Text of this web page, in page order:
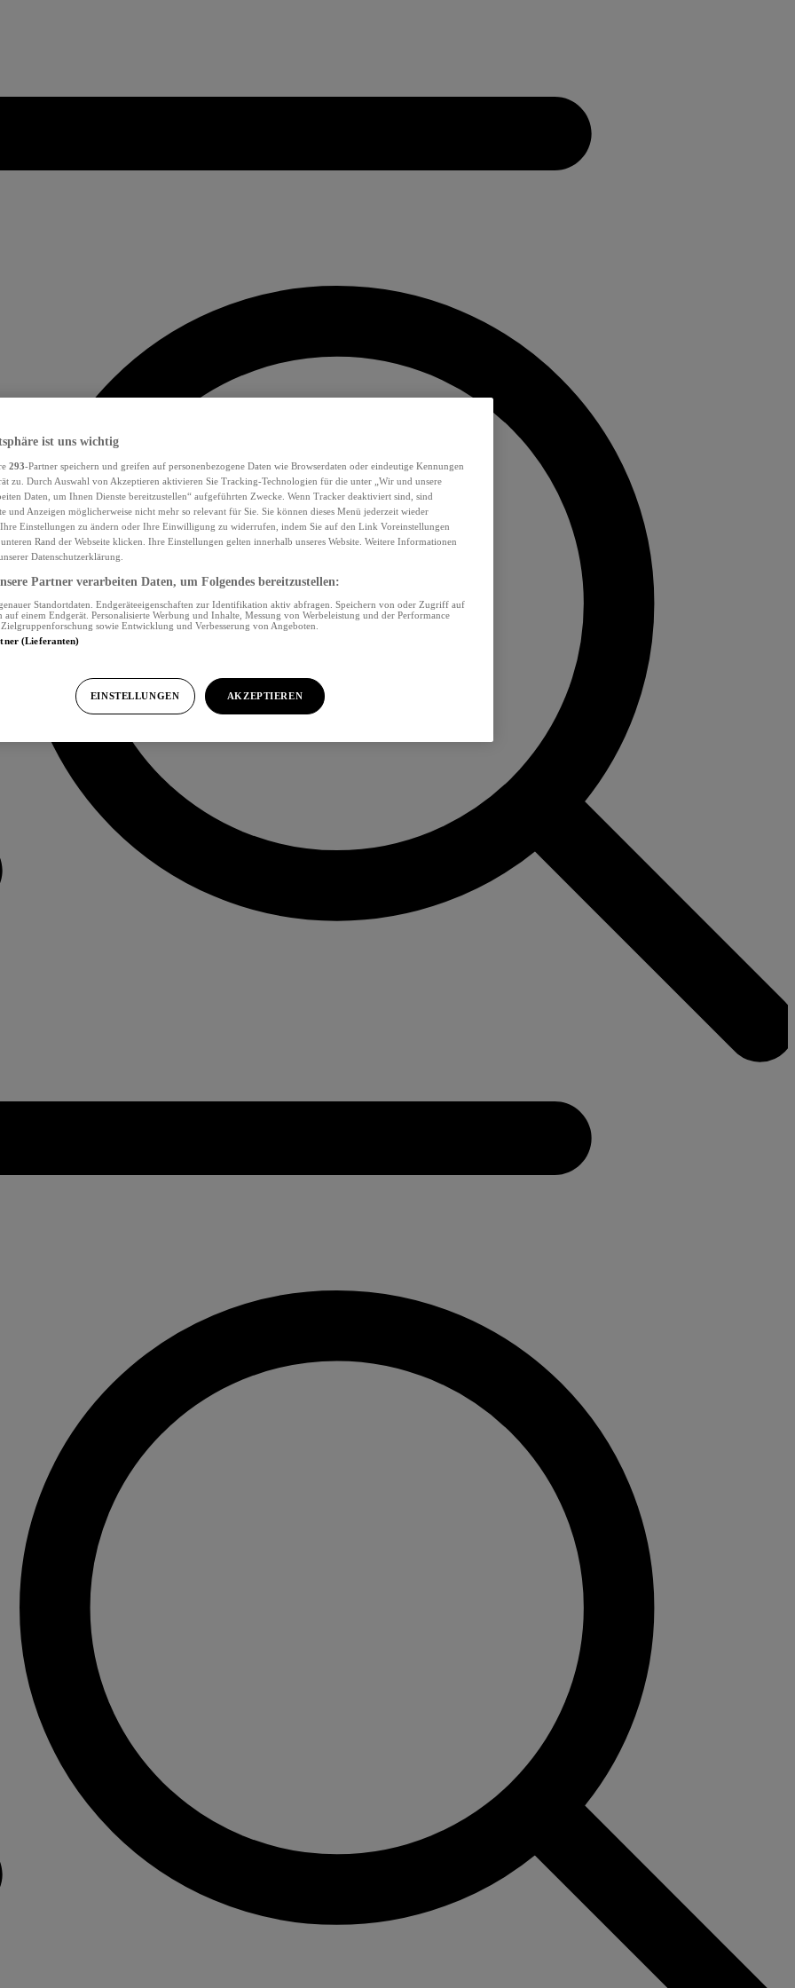
ist uns wichtig
293-Partner speichern und greifen auf personenbezogene Daten wie Browserdaten oder eindeutige Kennungen
zu. Durch Auswahl von Akzeptieren aktivieren Sie Tracking-Technologien für die unter „Wir und unsere
Daten, um Ihnen Dienste bereitzustellen“ aufgeführten Zwecke. Wenn Tracker deaktiviert sind, sind
und Anzeigen möglicherweise nicht mehr so relevant für Sie. Sie können dieses Menü jederzeit wieder
Einstellungen zu ändern oder Ihre Einwilligung zu widerrufen, indem Sie auf den Link Voreinstellungen
Rand der Webseite klicken. Ihre Einstellungen gelten innerhalb unseres Website. Weitere Informationen
Datenschutzerklärung.
Partner verarbeiten Daten, um Folgendes bereitzustellen:
Standortdaten. Endgeräteeigenschaften zur Identifikation aktiv abfragen. Speichern von oder Zugriff auf
einem Endgerät. Personalisierte Werbung und Inhalte, Messung von Werbeleistung und der Performance
sowie Entwicklung und Verbesserung von Angeboten.
(Lieferanten)
EINSTELLUNGEN AKZEPTIEREN